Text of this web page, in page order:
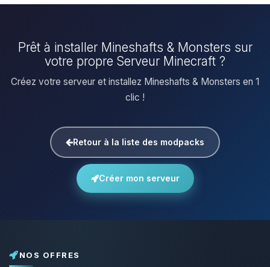
Prêt à installer Mineshafts & Monsters sur
votre propre Serveur Minecraft ?
Créez votre serveur et installez Mineshafts & Monsters en 1
clic !
Retour à la liste des modpacks
Créer mon serveur
NOS OFFRES